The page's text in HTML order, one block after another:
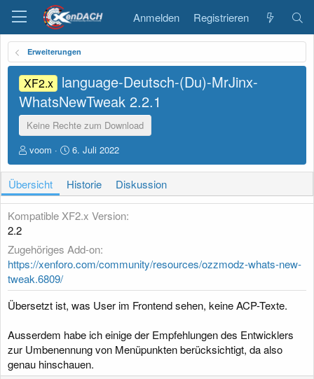
Anmelden Registrieren
Erweiterungen
XF2.x language-Deutsch-(Du)-MrJinx-
WhatsNewTweak 2.2.1
Keine Rechte zum Download
A
u
t
o
r
voom
D
a
t
u
m
E
t
e
l
n
6. Juli 2022
Übersicht Historie Diskussion
Kompatible XF2.x Version
2.2
Zugehöriges Add-on
https://xenforo.com/community/resources/ozzmodz-whats-new-
tweak.6809/
Übersetzt ist, was User im Frontend sehen, keine ACP-Texte.
Ausserdem habe ich einige der Empfehlungen des Entwicklers
zur Umbenennung von Menüpunkten berücksichtigt, da also
genau hinschauen.